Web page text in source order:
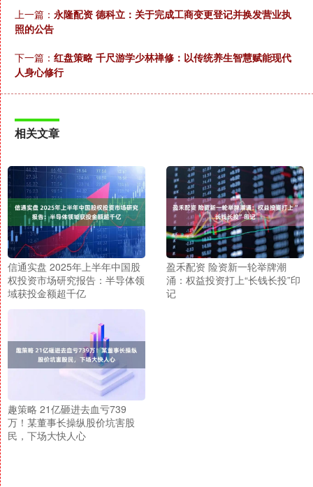
上一篇： 永隆配资 德科立：关于完成工商变更登记并换发营业执
照的公告
下一篇： 红盘策略 千尺游学少林禅修：以传统养生智慧赋能现代
人身心修行
相关文章
信通实盘 2025年上半年中国股
权投资市场研究报告：半导体领
域获投金额超千亿
盈禾配资 险资新一轮举牌潮
涌：权益投资打上“长钱长投”印
记
趣策略 21亿砸进去血亏739
万！某董事长操纵股价坑害股
民，下场大快人心